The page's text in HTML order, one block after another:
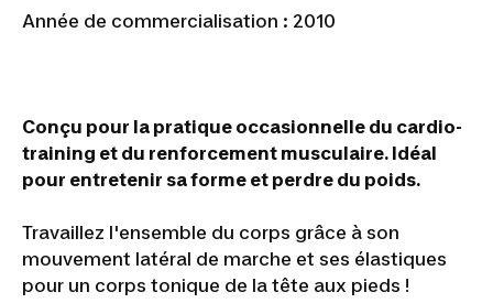
Année de commercialisation : 2010
Conçu pour la pratique occasionnelle du cardio-
training et du renforcement musculaire. Idéal
pour entretenir sa forme et perdre du poids.
Travaillez l'ensemble du corps grâce à son
mouvement latéral de marche et ses élastiques
pour un corps tonique de la tête aux pieds !